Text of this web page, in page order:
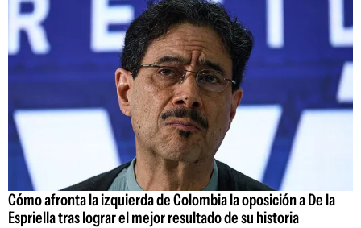
Cómo afronta la izquierda de Colombia la oposición a De la
Espriella tras lograr el mejor resultado de su historia